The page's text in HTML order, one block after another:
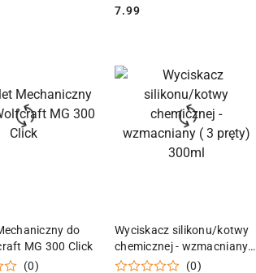
Cena:
7.99
do
MG 300 Click
(0)
DO KOSZYKA
Wyciskacz silikonu/kotwy
chemicznej - wzmacniany (
3 pręty) 300ml(0)
DODAJ DO KOSZYKA